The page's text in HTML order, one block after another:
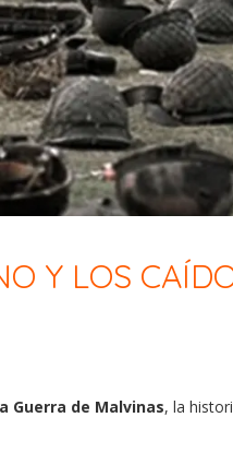
Y LOS
Guerra de Malvinas, la